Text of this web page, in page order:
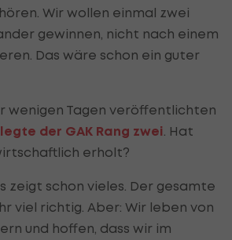
Wir wollen einmal zwei
gewinnen, nicht nach einem
Das wäre schon ein guter
wenigen Tagen veröffentlichten
der GAK Rang zwei . Hat
erholt?
zeigt schon vieles. Der gesamte
viel richtig. Aber: Wir leben von
und hoffen, dass wir im